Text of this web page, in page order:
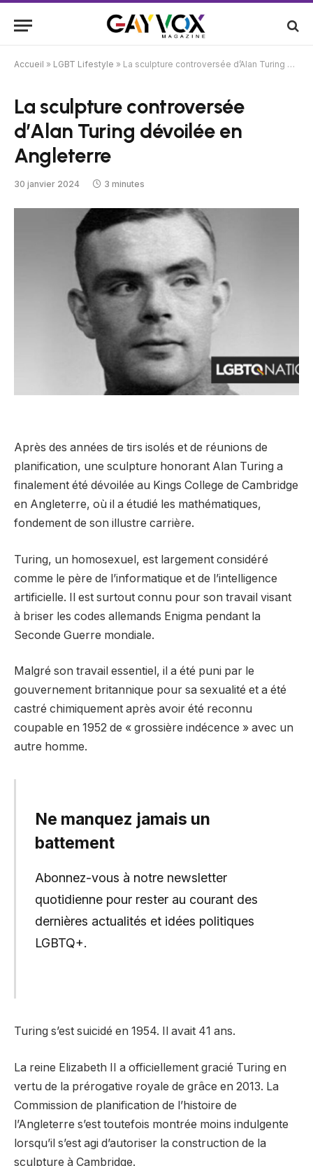
Accueil » LGBT Lifestyle » La sculpture controversée d’Alan Turing dévoilée en Angleterre
La sculpture controversée
d’Alan Turing dévoilée en
Angleterre
30 janvier 2024 3 minutes
Après des années de tirs isolés et de réunions de
planification, une sculpture honorant Alan Turing a
finalement été dévoilée au Kings College de Cambridge
en Angleterre, où il a étudié les mathématiques,
fondement de son illustre carrière.
Turing, un homosexuel, est largement considéré
comme le père de l’informatique et de l’intelligence
artificielle. Il est surtout connu pour son travail visant
à briser les codes allemands Enigma pendant la
Seconde Guerre mondiale.
Malgré son travail essentiel, il a été puni par le
gouvernement britannique pour sa sexualité et a été
castré chimiquement après avoir été reconnu
coupable en 1952 de « grossière indécence » avec un
autre homme.
Ne manquez jamais un
battement
Abonnez-vous à notre newsletter
quotidienne pour rester au courant des
dernières actualités et idées politiques
LGBTQ+.
Turing s’est suicidé en 1954. Il avait 41 ans.
La reine Elizabeth II a officiellement gracié Turing en
vertu de la prérogative royale de grâce en 2013. La
Commission de planification de l’histoire de
l’Angleterre s’est toutefois montrée moins indulgente
lorsqu’il s’est agi d’autoriser la construction de la
sculpture à Cambridge.